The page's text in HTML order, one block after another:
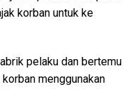
korban untuk ke
pelaku dan bertemu
menggunakan